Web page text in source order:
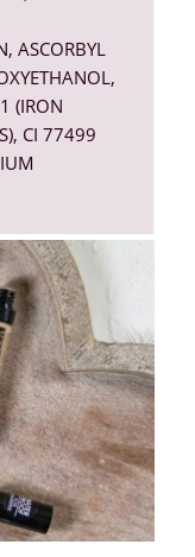
ASCORBYL
(IRON
CI 77499